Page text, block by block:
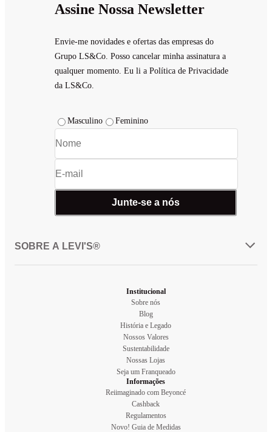
Assine Nossa Newsletter
Envie-me novidades e ofertas das empresas do
Grupo LS&Co. Posso cancelar minha assinatura a
qualquer momento. Eu li a Política de Privacidade
da LS&Co.
Masculino Feminino
Junte-se a nós
SOBRE A LEVI'S®
Institucional
Sobre nós
Blog
História e Legado
Nossos Valores
Sustentabilidade
Nossas Lojas
Seja um Franqueado
Informações
Reiimaginado com Beyoncé
Cashback
Regulamentos
Novo! Guia de Medidas